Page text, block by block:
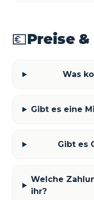
💶Preise
Was
Gibt es eine
Gibt es
Welche
ihr?